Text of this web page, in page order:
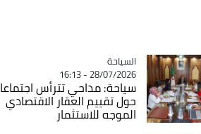
Catégorie
السياحة
28/07/2026 - 16:13
سياحة: مداحي تترأس اجتماعا
حول تقييم العقار الاقتصادي
الموجه للاستثمار